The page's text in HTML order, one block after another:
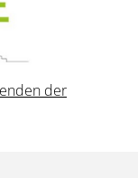
der